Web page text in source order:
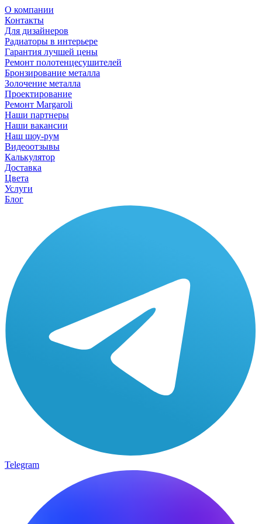
О компании
Контакты
Для дизайнеров
Радиаторы в интерьере
Гарантия лучшей цены
Ремонт полотенцесушителей
Бронзирование металла
Золочение металла
Проектирование
Ремонт Margaroli
Наши партнеры
Наши вакансии
Наш шоу-рум
Видеоотзывы
Калькулятор
Доставка
Цвета
Услуги
Блог
Telegram